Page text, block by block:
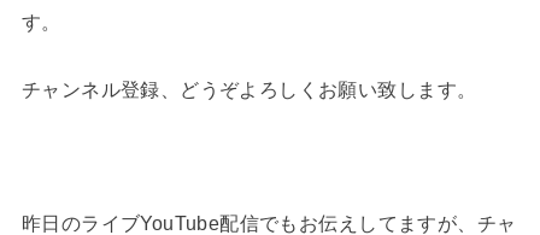
す。
チャンネル登録、どうぞよろしくお願い致します。
昨日のライブYouTube配信でもお伝えしてますが、チャ